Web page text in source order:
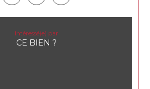
Intéressé(e) par
CE BIEN ?